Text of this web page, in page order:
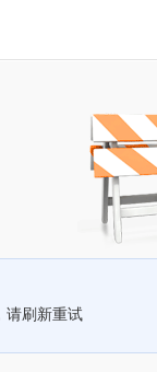
请刷新重试